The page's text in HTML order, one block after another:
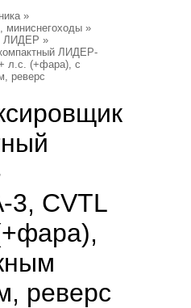
»
миниснегоходы »
ЛИДЕР »
ЛИДЕР-
л.с. (+фара), с
реверс
CVTL
реверс